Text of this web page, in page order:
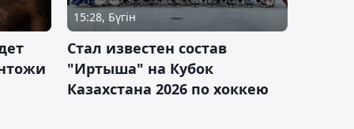
15:28, Бүгін
Стал известен состав
"Иртыша" на Кубок
Казахстана 2026 по хоккею